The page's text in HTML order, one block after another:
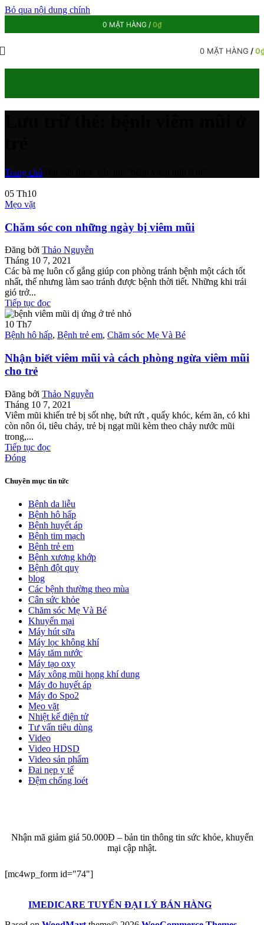
Bỏ qua nội dung chính
0 MẶT HÀNG / 0₫
0 MẶT HÀNG /0
Trang chủ
05 Th10
Mẹo vặt
Chăm sóc con những ngày bị viêm mũi
Đăng bởi Thảo Nguyễn
Tháng 10 7, 2021
Các bà mẹ luôn cố gắng giúp con phòng tránh bệnh một cách tốt
nhất, thế nhưng làm sao tránh được bệnh thời tiết. Những khi trái
gió trở...
Tiếp tục đọc
10 Th7
Bệnh hô hấp, Bệnh trẻ em, Chăm sóc Mẹ Và Bé
Nhận biết viêm mũi và cách phòng ngừa viêm mũi
cho trẻ
Đăng bởi Thảo Nguyễn
Tháng 10 7, 2021
Viêm mũi khiến trẻ bị sốt nhẹ, bứt rứt , quấy khóc, kém ăn, có khi
còn nôn ói, tiêu chảy, trẻ bị ngạt mũi kèm theo chảy nước mũi
trong,...
Tiếp tục đọc
Đóng
Chuyên mục tin tức
Bệnh da liễu
Bệnh hô hấp
Bệnh huyết áp
Bệnh tim mạch
Bệnh trẻ em
Bệnh xương khớp
Bệnh đột quỵ
blog
Các bệnh thường theo mùa
Cân sức khỏe
Chăm sóc Mẹ Và Bé
Khuyến mại
Máy hút sữa
Máy lọc không khí
Máy tăm nước
Máy tạo oxy
Máy xông mũi họng khí dung
Máy đo huyết áp
Máy đo Spo2
Mẹo vặt
Nhiệt kế điện tử
Tư vấn tiêu dùng
Video
Video HDSD
Video sản phẩm
Đai nẹp y tế
Đệm chống loét
Nhận mã giảm giá 50.000Đ – bản tin thông tin sức khỏe, khuyến
mại cập nhật.
[mc4wp_form id="74"]
IMEDICARE TUYỂN ĐẠI LÝ BÁN HÀNG